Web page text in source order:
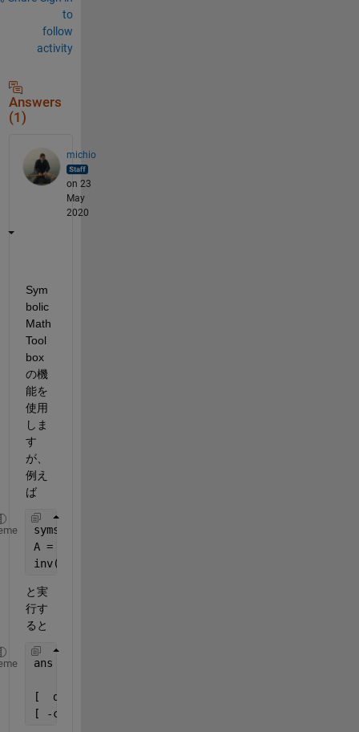
to
follow
activity
Answers
(1)
michio
on 23
May
2020
Sym
bolic
Math
Tool
box
の機
能を
使用
しま
す
が、
例え
ば
syms
A = [a,b;c,d];
inv(A)
と実
行す
ると
ans =
[  d/(a*d - b*c), -b/(a*d - b*c)]
[ -c/(a*d - b*c),  a/(a*d - b*c)]